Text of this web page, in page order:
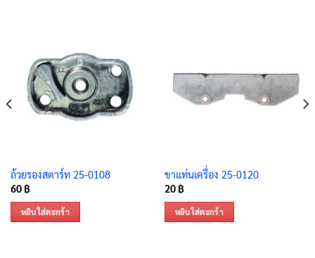
ถ้วยรองสตาร์ท 25-0108
60 ฿
หยิบใส่ตะกร้า
ขาแท่นเครื่อง 25-0120
20 ฿
หยิบใส่ตะกร้า